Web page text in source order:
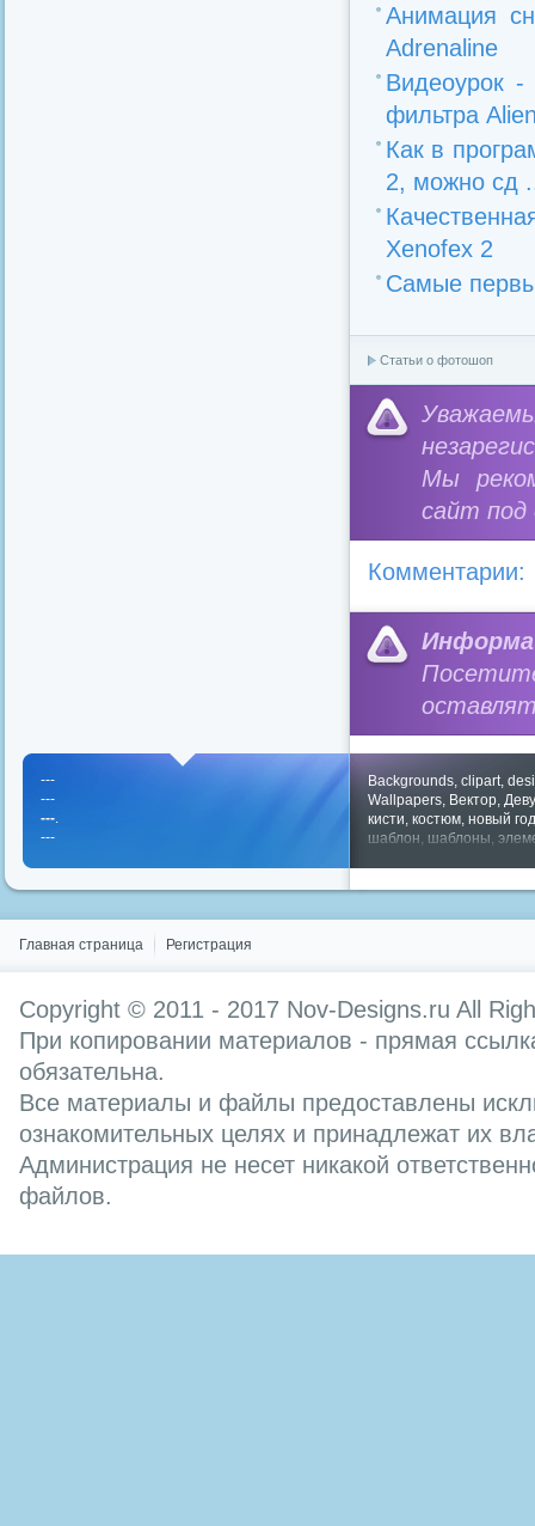
Анимация
Adrenaline
Видеоурок
фильтра
Как в
2, можно сд
Xenofex 2
Самые
Статьи о фотошоп
Мы
сайт под
Комментарии:
Backgrounds clipart
Wallpapers Вектор
кисти костюм новый год
шаблон шаблоны
---
---
---
---
Главная страница Регистрация
Copyright © 2011 - 2017 Nov-Designs.ru All
При копировании материалов - прямая
обязательна.
Все материалы и файлы предоставлены
ознакомительных целях и принадлежат их
Администрация не несет никакой
файлов.